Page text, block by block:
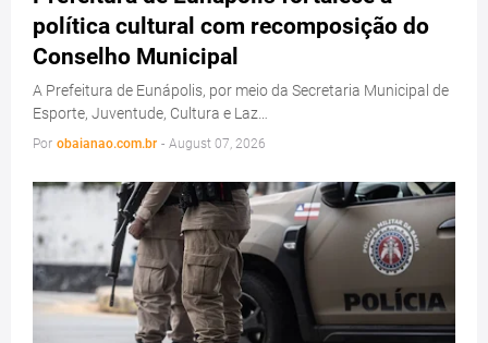
política cultural com recomposição do
Conselho Municipal
A Prefeitura de Eunápolis, por meio da Secretaria Municipal de
Esporte, Juventude, Cultura e Laz…
Por obaianao.com.br - August 07, 2026